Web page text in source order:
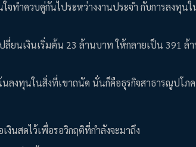
จทำควบคู่กันไประหว่างงานประจำ กับการลงทุน
ยนเงินเริ่มต้น 23 ล้านบาท ให้กลายเป็น 391 ล้
ลงทุนในสิ่งที่เขาถนัด นั่นก็คือธุรกิจสาธารณูปโภค
นสดไว้เพื่อรอวิกฤติที่กำลังจะมาถึง